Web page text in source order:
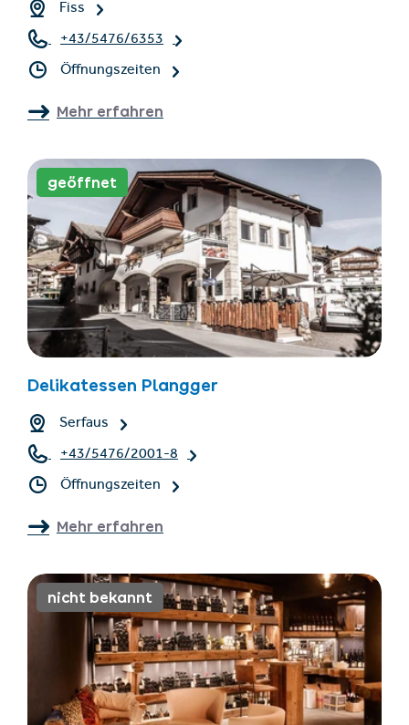
Fiss
+43/5476/6353
Öffnungszeiten
Mehr erfahren
geöffnet
Delikatessen Plangger
Serfaus
+43/5476/2001-8
Öffnungszeiten
Mehr erfahren
nicht bekannt